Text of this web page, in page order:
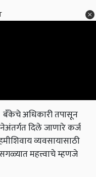
बँकेचे अधिकारी तपासून
दिले जाणारे कर्ज
व्यवसायासाठी
महत्त्वाचे म्हणजे